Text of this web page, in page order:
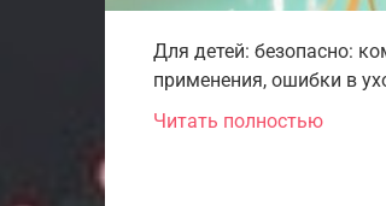
Для детей: безопасно:
применения, ошибки в
Читать полностью